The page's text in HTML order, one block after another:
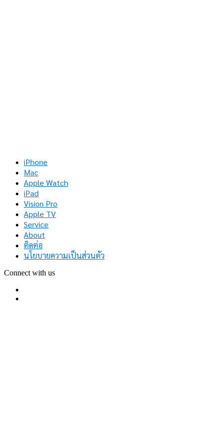
iPhone
Mac
Apple Watch
iPad
Vision Pro
Apple TV
Service
About
ติดต่อ
นโยบายความเป็นส่วนตัว
Connect with us